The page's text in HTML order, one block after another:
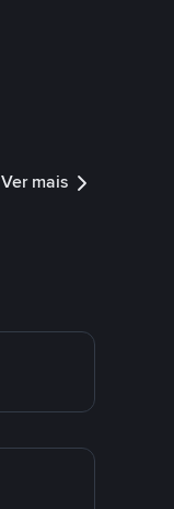
Ver mais